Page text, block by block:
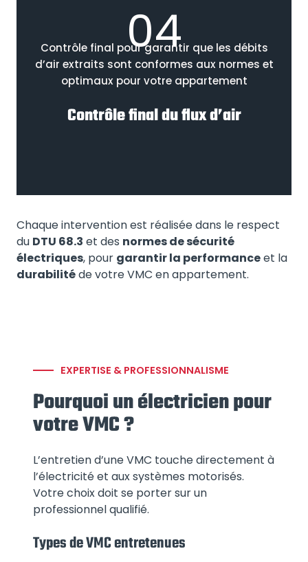
04
Contrôle final pour garantir que les débits
d’air extraits sont conformes aux normes et
optimaux pour votre appartement
Contrôle final du flux d’air
Chaque intervention est réalisée dans le respect
du DTU 68.3 et des normes de sécurité
électriques, pour garantir la performanceet la
durabilitéde votre VMC en appartement.
EXPERTISE & PROFESSIONNALISME
Pourquoi un électricien pour
votre VMC ?
L’entretien d’une VMC touche directement à
l’électricité et aux systèmes motorisés.
Votre choix doit se porter sur un
professionnel qualifié.
Types de VMC entretenues